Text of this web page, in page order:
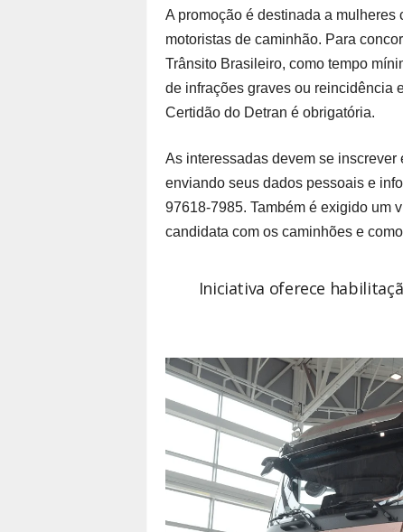
A promoção é destinada a
motoristas de caminhão. Para
Trânsito Brasileiro, como tempo
de infrações graves ou reincidência
Certidão do Detran é obrigatória.
As interessadas devem se
enviando seus dados pessoais e
97618-7985. Também é exigido um
candidata com os caminhões e
Iniciativa oferece